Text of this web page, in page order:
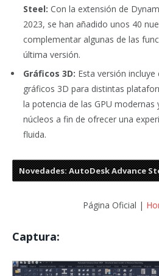
Steel: Con la extensión de
2023, se han añadido unos 40
complementar algunas de las
última versión.
Gráficos 3D: Esta versión
gráficos 3D para distintas
la potencia de las GPU modernas
núcleos a fin de ofrecer una
fluida.
Novedades: AutoDesk Advance
Página Oficial |
Captura: